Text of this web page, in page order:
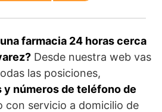
farmacia 24 horas cerca
Desde nuestra web vas
las posiciones,
números de teléfono de
con servicio a domicilio de